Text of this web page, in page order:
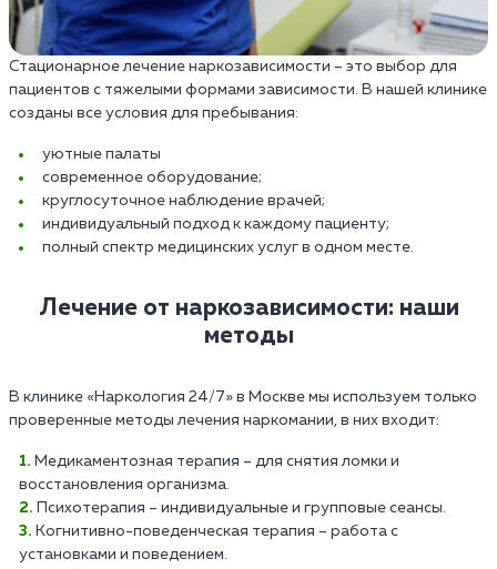
Стационарное лечение наркозависимости – это выбор для
пациентов с тяжелыми формами зависимости. В нашей клинике
созданы все условия для пребывания:
уютные палаты
современное оборудование;
круглосуточное наблюдение врачей;
индивидуальный подход к каждому пациенту;
полный спектр медицинских услуг в одном месте.
Лечение от наркозависимости: наши
методы
В клинике «Наркология 24/7» в Москве мы используем только
проверенные методы лечения наркомании, в них входит:
Медикаментозная терапия – для снятия ломки и
восстановления организма.
Психотерапия – индивидуальные и групповые сеансы.
Когнитивно-поведенческая терапия – работа с
установками и поведением.